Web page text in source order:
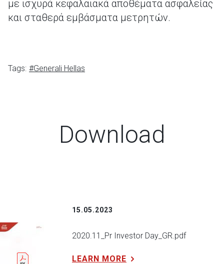
με ισχυρά κεφαλαιακά αποθέματα ασφαλείας
και σταθερά εμβάσματα μετρητών.
Tags: #Generali Hellas
Download
15.05.2023
2020.11_Pr Investor Day_GR.pdf
LEARN MORE